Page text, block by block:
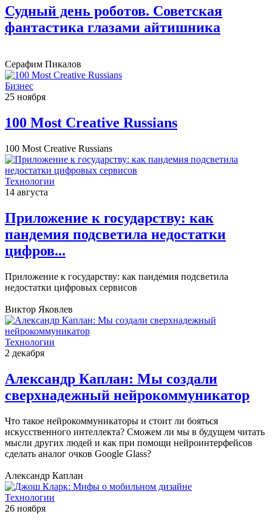
Судный день роботов. Советская
фантастика глазами айтишника
Серафим Пикалов
Бизнес
25 ноября
100 Most Creative Russians
100 Most Creative Russians
Технологии
14 августа
Приложение к государству: как
пандемия подсветила недостатки
цифров...
Приложение к государству: как пандемия подсветила
недостатки цифровых сервисов
Виктор Яковлев
Технологии
2 декабря
Александр Каплан: Мы создали
сверхнадежный нейрокоммуникатор
Что такое нейрокоммуникаторы и стоит ли бояться
искусственного интеллекта? Сможем ли мы в будущем читать
мысли других людей и как при помощи нейроинтерфейсов
сделать аналог очков Google Glass?
Александр Каплан
Технологии
26 ноября